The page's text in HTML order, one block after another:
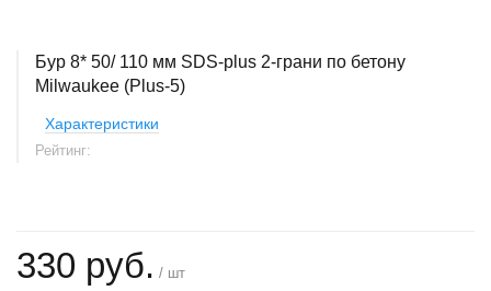
Бур 8* 50/ 110 мм SDS-plus 2-грани по бетону
Milwaukee (Plus-5)
Характеристики
Рейтинг:
330 руб. / шт